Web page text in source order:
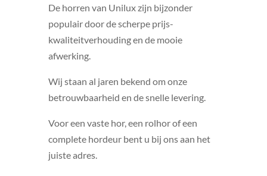
De horren van Unilux zijn bijzonder
populair door de scherpe prijs-
kwaliteitverhouding en de mooie
afwerking.
Wij staan al jaren bekend om onze
betrouwbaarheid en de snelle levering.
Voor een vaste hor, een rolhor of een
complete hordeur bent u bij ons aan het
juiste adres.